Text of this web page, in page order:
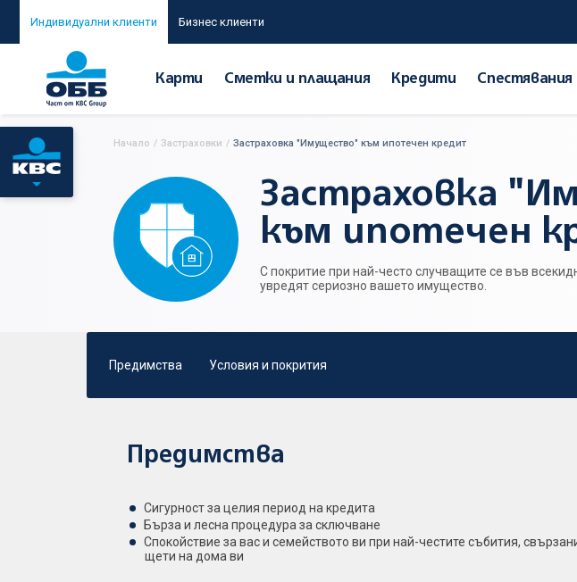
Индивидуални клиенти Бизнес клиенти
Карти Сметки и плащания Кредити
Начало / Застраховки / Застраховка "Имущество" към ипотечен кредит
Застраховка
към ипотечен
С покритие при най-често случващите се във
увредят сериозно вашето имущество.
Предимства Условия и покрития
Предимства
Сигурност за целия период на кредита
Бърза и лесна процедура за сключване
Спокойствие за вас и семейството ви при най-честите събития,
щети на дома ви